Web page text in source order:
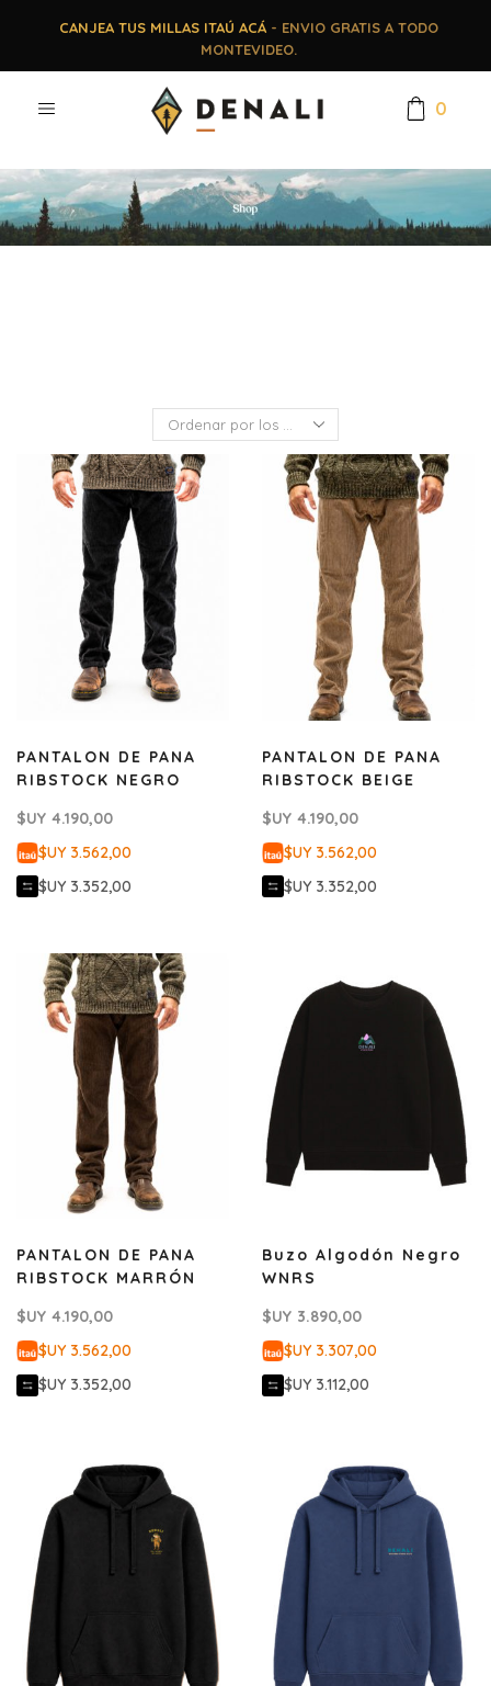
CANJEA TUS MILLAS ITAÚ ACÁ- ENVIO GRATIS A TODO
MONTEVIDEO.
0
PANTALON DE PANA
RIBSTOCK NEGRO
$UY 4.190,00
$UY 3.562,00
$UY 3.352,00
PANTALON DE PANA
RIBSTOCK BEIGE
$UY 4.190,00
$UY 3.562,00
$UY 3.352,00
PANTALON DE PANA
RIBSTOCK MARRÓN
$UY 4.190,00
$UY 3.562,00
$UY 3.352,00
Buzo Algodón Negro
WNRS
$UY 3.890,00
$UY 3.307,00
$UY 3.112,00